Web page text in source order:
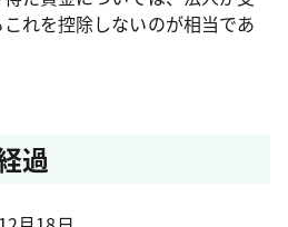
れを控除しないのが相当であ
過